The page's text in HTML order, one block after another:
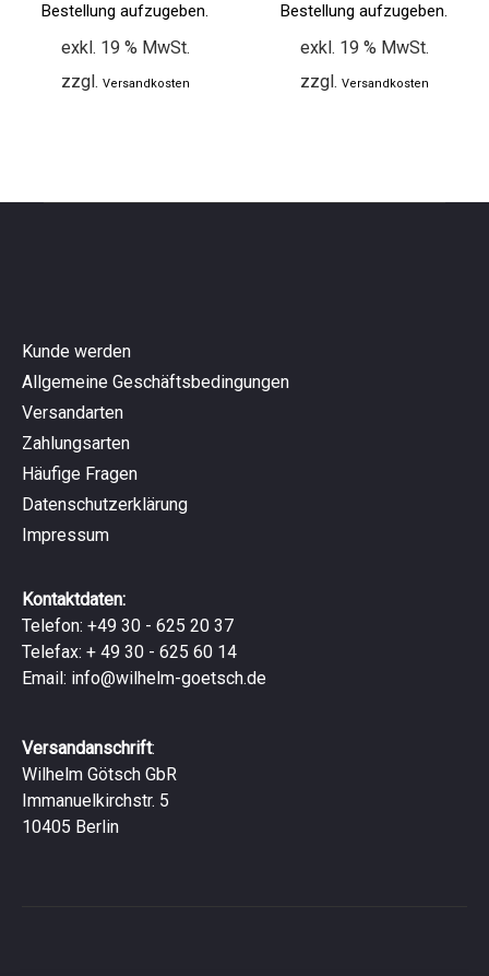
Bestellung aufzugeben.
exkl. 19 % MwSt.
zzgl. Versandkosten
Bestellung aufzugeben.
exkl. 19 % MwSt.
zzgl. Versandkosten
Kunde werden
Allgemeine Geschäftsbedingungen
Versandarten
Zahlungsarten
Häufige Fragen
Datenschutzerklärung
Impressum
Kontaktdaten:
Telefon: +49 30 - 625 20 37
Telefax: + 49 30 - 625 60 14
Email: info@wilhelm-goetsch.de
Versandanschrift:
Wilhelm Götsch GbR
Immanuelkirchstr. 5
10405 Berlin